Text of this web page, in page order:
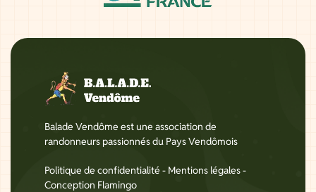
Balade Vendôme est une association de
randonneurs passionnés du Pays Vendômois
Politique de confidentialité - Mentions légales-
Conception Flamingo